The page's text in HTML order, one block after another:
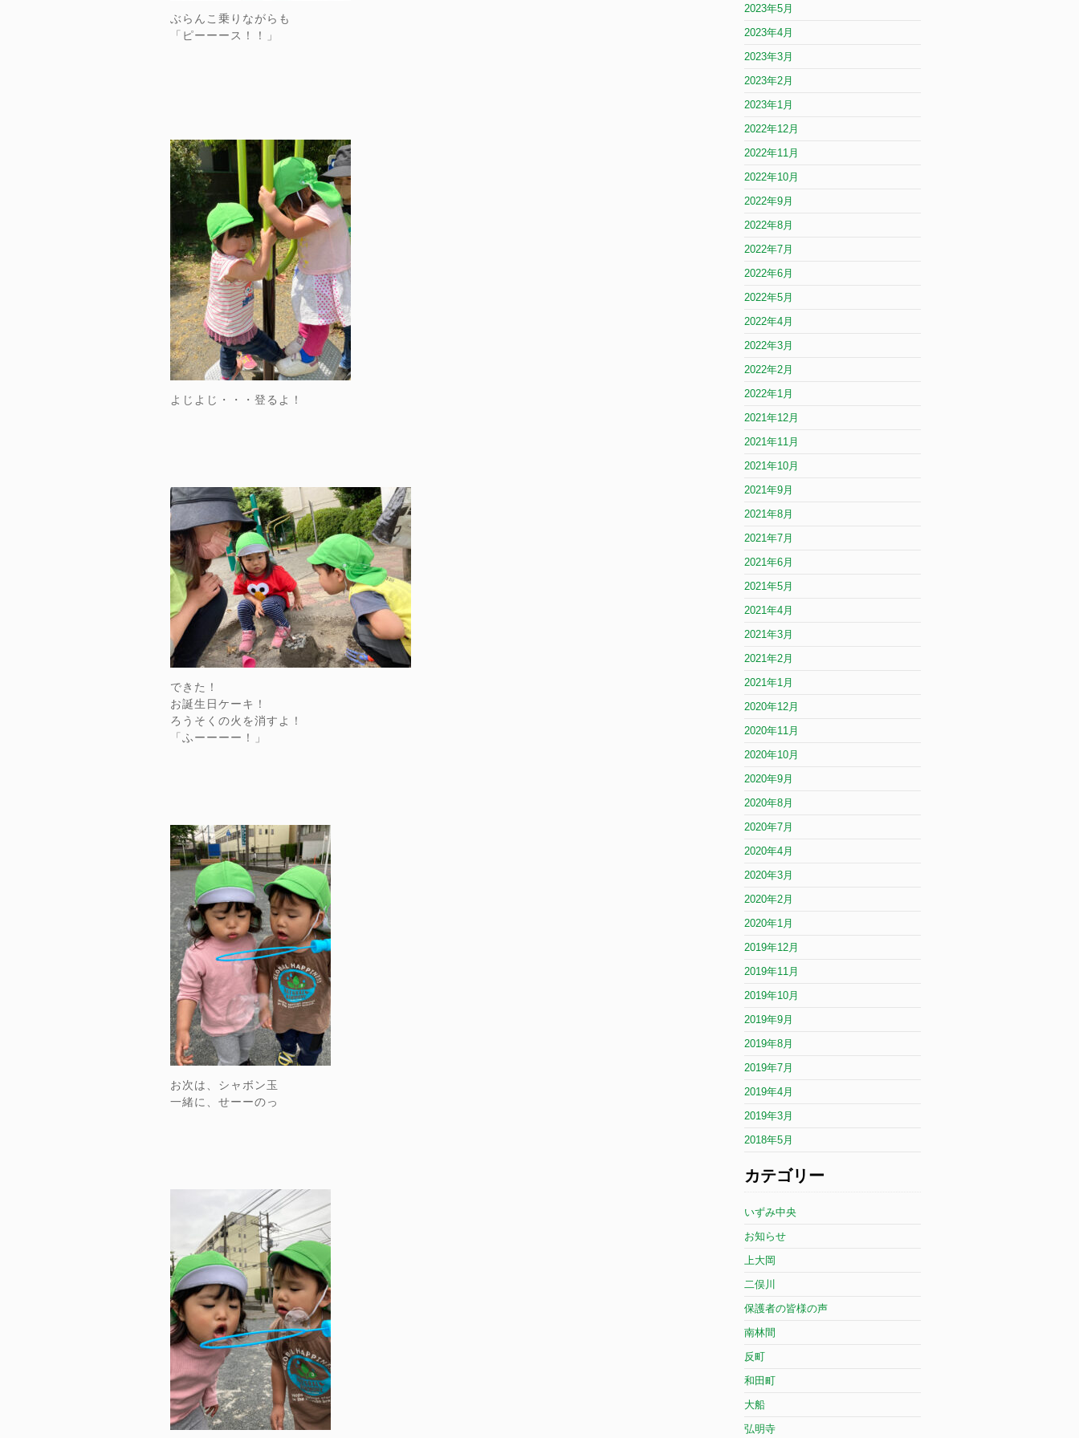
ぶらんこ乗りながらも
「ピーーース！！」
よじよじ・・・登るよ！
できた！
お誕生日ケーキ！
ろうそくの火を消すよ！
「ふーーーー！」
お次は、シャボン玉
一緒に、せーーのっ
2023年5月
2023年4月
2023年3月
2023年2月
2023年1月
2022年12月
2022年11月
2022年10月
2022年9月
2022年8月
2022年7月
2022年6月
2022年5月
2022年4月
2022年3月
2022年2月
2022年1月
2021年12月
2021年11月
2021年10月
2021年9月
2021年8月
2021年7月
2021年6月
2021年5月
2021年4月
2021年3月
2021年2月
2021年1月
2020年12月
2020年11月
2020年10月
2020年9月
2020年8月
2020年7月
2020年4月
2020年3月
2020年2月
2020年1月
2019年12月
2019年11月
2019年10月
2019年9月
2019年8月
2019年7月
2019年4月
2019年3月
2018年5月
カテゴリー
いずみ中央
お知らせ
上大岡
二俣川
保護者の皆様の声
南林間
反町
和田町
大船
弘明寺